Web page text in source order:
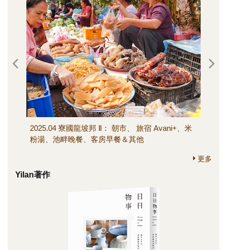
2025.04 寮國龍坡邦 Ⅱ： 朝市、 旅宿 Avani+、米
粉湯、池畔晚餐、客房早餐＆其他
更多
Yilan著作